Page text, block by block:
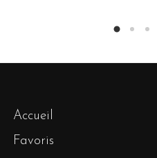
Accueil
Favoris